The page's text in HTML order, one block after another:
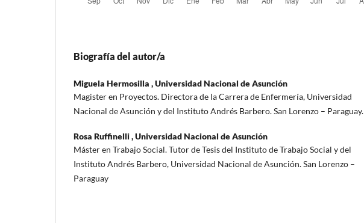
Biografía del autor/a
Miguela Hermosilla ,Universidad Nacional de Asunción
Magister en Proyectos. Directora de la Carrera de Enfermería, Universidad
Nacional de Asunción y del Instituto Andrés Barbero. San Lorenzo – Paraguay.
Rosa Ruffinelli ,Universidad Nacional de Asunción
Máster en Trabajo Social. Tutor de Tesis del Instituto de Trabajo Social y del
Instituto Andrés Barbero, Universidad Nacional de Asunción. San Lorenzo –
Paraguay